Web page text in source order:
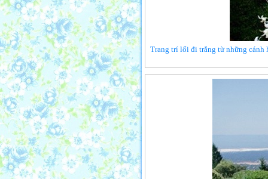
Trang trí lối đi trắng từ những cánh